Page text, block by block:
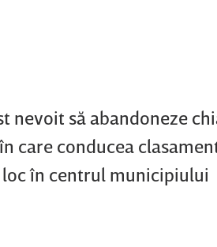
nevoit să abandoneze
care conducea
în centrul municipiului